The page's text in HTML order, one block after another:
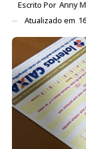
Escrito Por Anny
Atualizado em